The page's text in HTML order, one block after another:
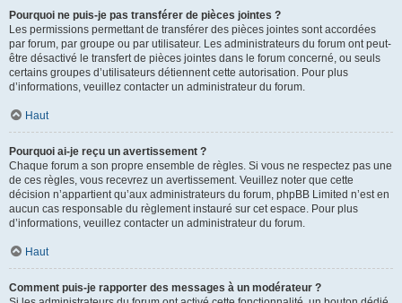
Pourquoi ne puis-je pas transférer de pièces jointes ?
Les permissions permettant de transférer des pièces jointes sont accordées
par forum, par groupe ou par utilisateur. Les administrateurs du forum ont peut-
être désactivé le transfert de pièces jointes dans le forum concerné, ou seuls
certains groupes d’utilisateurs détiennent cette autorisation. Pour plus
d’informations, veuillez contacter un administrateur du forum.
Haut
Pourquoi ai-je reçu un avertissement ?
Chaque forum a son propre ensemble de règles. Si vous ne respectez pas une
de ces règles, vous recevrez un avertissement. Veuillez noter que cette
décision n’appartient qu’aux administrateurs du forum, phpBB Limited n’est en
aucun cas responsable du règlement instauré sur cet espace. Pour plus
d’informations, veuillez contacter un administrateur du forum.
Haut
Comment puis-je rapporter des messages à un modérateur ?